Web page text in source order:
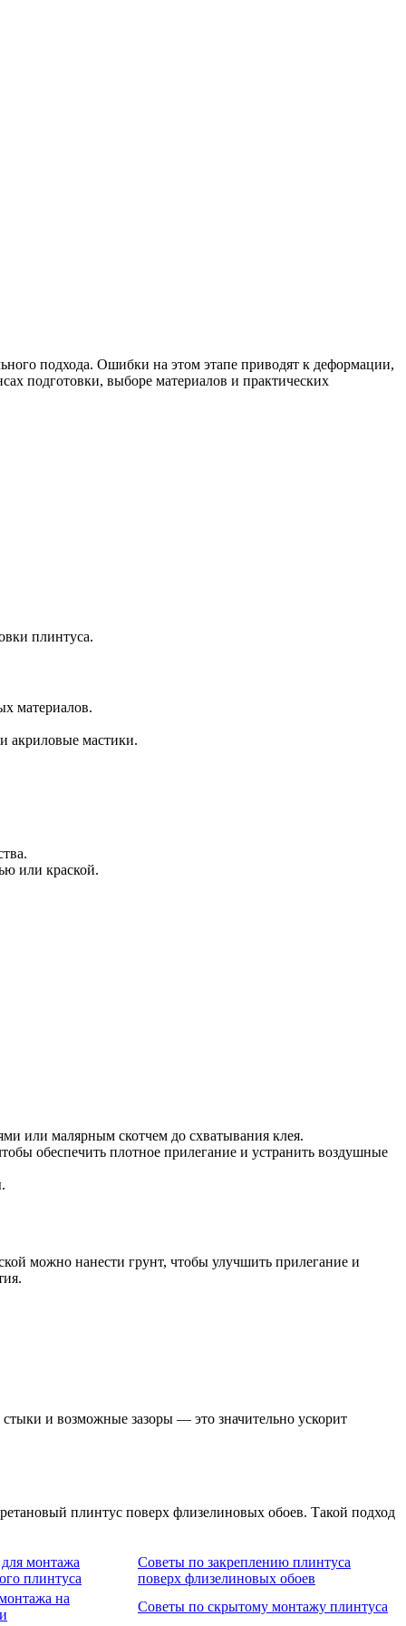
подхода. Ошибки на этом этапе приводят к деформации,
подготовки, выборе материалов и практических
плинтуса.
материалов.
акриловые мастики.
или краской.
или малярным скотчем до схватывания клея.
обеспечить плотное прилегание и устранить воздушные
можно нанести грунт, чтобы улучшить прилегание и
и возможные зазоры — это значительно ускорит
плинтус поверх флизелиновых обоев. Такой подход
монтажа
плинтуса
Советы по закреплению плинтуса
поверх флизелиновых обоев
на
Советы по скрытому монтажу плинтуса